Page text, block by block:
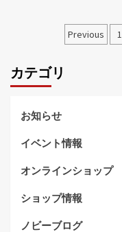
投
ー
シ
ョ
ン
Previous 1
カテゴリ
お知らせ
イベント情報
オンラインショップ
ショップ情報
ノビーブログ